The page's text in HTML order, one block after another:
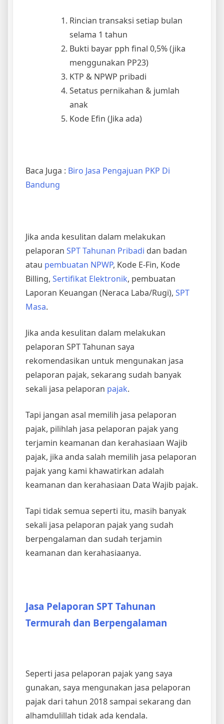
Rincian transaksi setiap bulan
selama 1 tahun
Bukti bayar pph final 0,5% (jika
menggunakan PP23)
KTP & NPWP pribadi
Setatus pernikahan & jumlah
anak
Kode Efin (Jika ada)
Baca Juga : Biro Jasa Pengajuan PKP Di
Bandung
Jika anda kesulitan dalam melakukan
pelaporan SPT Tahunan Pribadi dan badan
atau pembuatan NPWP, Kode E-Fin, Kode
Billing, Sertifikat Elektronik, pembuatan
Laporan Keuangan (Neraca Laba/Rugi), SPT
Masa.
Jika anda kesulitan dalam melakukan
pelaporan SPT Tahunan saya
rekomendasikan untuk mengunakan jasa
pelaporan pajak, sekarang sudah banyak
sekali jasa pelaporan pajak.
Tapi jangan asal memilih jasa pelaporan
pajak, pilihlah jasa pelaporan pajak yang
terjamin keamanan dan kerahasiaan Wajib
pajak, jika anda salah memilih jasa pelaporan
pajak yang kami khawatirkan adalah
keamanan dan kerahasiaan Data Wajib pajak.
Tapi tidak semua seperti itu, masih banyak
sekali jasa pelaporan pajak yang sudah
berpengalaman dan sudah terjamin
keamanan dan kerahasiaanya.
Jasa Pelaporan SPT Tahunan
Termurah dan Berpengalaman
Seperti jasa pelaporan pajak yang saya
gunakan, saya mengunakan jasa pelaporan
pajak dari tahun 2018 sampai sekarang dan
alhamdulillah tidak ada kendala.